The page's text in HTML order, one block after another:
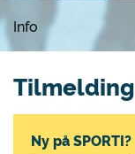
Info
Tilmelding
Ny på SPORTI?